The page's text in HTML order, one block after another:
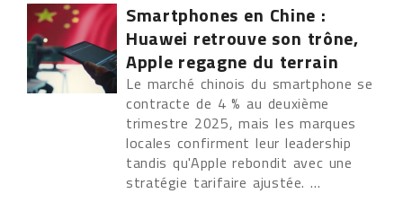
Smartphones en Chine :
Huawei retrouve son trône,
Apple regagne du terrain
Le marché chinois du smartphone se
contracte de 4 % au deuxième
trimestre 2025, mais les marques
locales confirment leur leadership
tandis qu'Apple rebondit avec une
stratégie tarifaire ajustée. ...